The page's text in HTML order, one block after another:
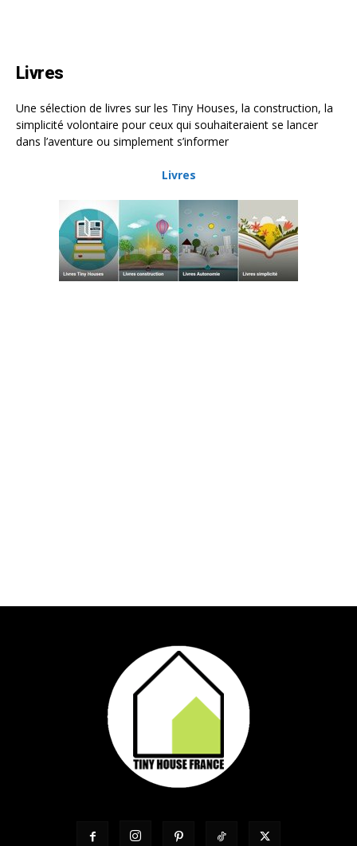
Livres
Une sélection de livres sur les Tiny Houses, la construction, la
simplicité volontaire pour ceux qui souhaiteraient se lancer
dans l’aventure ou simplement s’informer
Livres